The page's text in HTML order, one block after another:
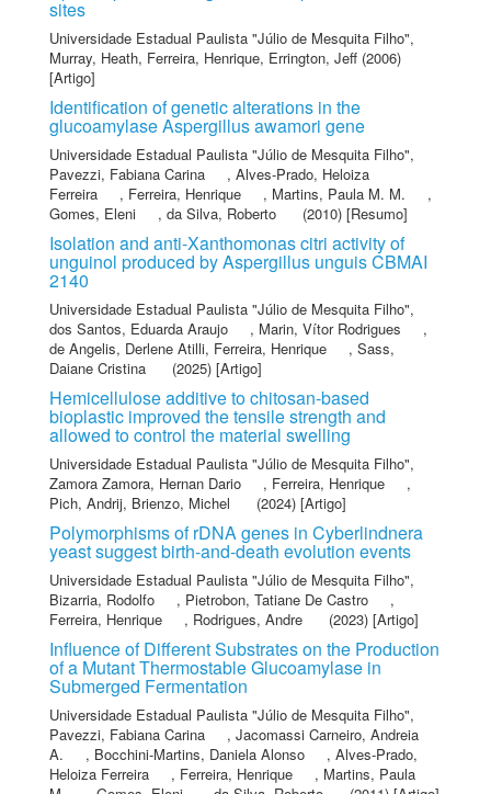
sites
Universidade Estadual Paulista "Júlio de Mesquita Filho",
Murray, Heath, Ferreira, Henrique, Errington, Jeff (2006)
[Artigo]
Identification of genetic alterations in the
glucoamylase Aspergillus awamori gene
Universidade Estadual Paulista "Júlio de Mesquita Filho",
Pavezzi, Fabiana Carina
, Alves-Prado, Heloiza
Ferreira
, Ferreira, Henrique , Martins, Paula M. M.
,
Gomes, Eleni
, da Silva, Roberto (2010) [Resumo]
Isolation and anti-Xanthomonas citri activity of
unguinol produced by Aspergillus unguis CBMAI
2140
Universidade Estadual Paulista "Júlio de Mesquita Filho",
dos Santos, Eduarda Araujo
, Marin, Vítor Rodrigues
,
de Angelis, Derlene Atilli, Ferreira, Henrique , Sass,
Daiane Cristina
(2025) [Artigo]
Hemicellulose additive to chitosan-based
bioplastic improved the tensile strength and
allowed to control the material swelling
Universidade Estadual Paulista "Júlio de Mesquita Filho",
Zamora Zamora, Hernan Dario
, Ferreira, Henrique
,
Pich, Andrij, Brienzo, Michel (2024) [Artigo]
Polymorphisms of rDNA genes in Cyberlindnera
yeast suggest birth-and-death evolution events
Universidade Estadual Paulista "Júlio de Mesquita Filho",
Bizarria, Rodolfo
, Pietrobon, Tatiane De Castro
,
Ferreira, Henrique
, Rodrigues, Andre (2023) [Artigo]
Influence of Different Substrates on the Production
of a Mutant Thermostable Glucoamylase in
Submerged Fermentation
Universidade Estadual Paulista "Júlio de Mesquita Filho",
Pavezzi, Fabiana Carina
, Jacomassi Carneiro, Andreia
A.
, Bocchini-Martins, Daniela Alonso , Alves-Prado,
Heloiza Ferreira
, Ferreira, Henrique , Martins, Paula